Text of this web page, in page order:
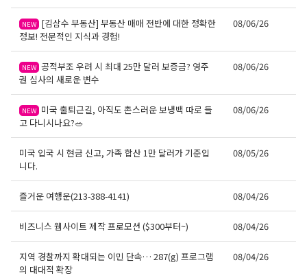
NEW [김삼수 부동산] 부동산 매매 전반에 대한 정확한
정보! 전문적인 지식과 경험!
08/06/26
NEW 공적부조 우려 시 최대 25만 달러 보증금? 영주
권 심사의 새로운 변수
08/06/26
NEW 미국 출퇴근길, 아직도 촌스러운 보냉백 따로 들
고 다니시나요?🥗
08/06/26
미국 입국 시 현금 신고, 가족 합산 1만 달러가 기준입
니다.
08/05/26
즐거운 여행운(213-388-4141) 08/04/26
비즈니스 웹사이트 제작 프로모션 ($300부터~) 08/04/26
지역 경찰까지 확대되는 이민 단속… 287(g) 프로그램
의 대대적 확장
08/04/26